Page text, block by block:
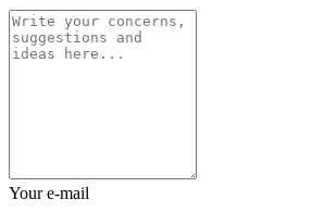
Your e-mail